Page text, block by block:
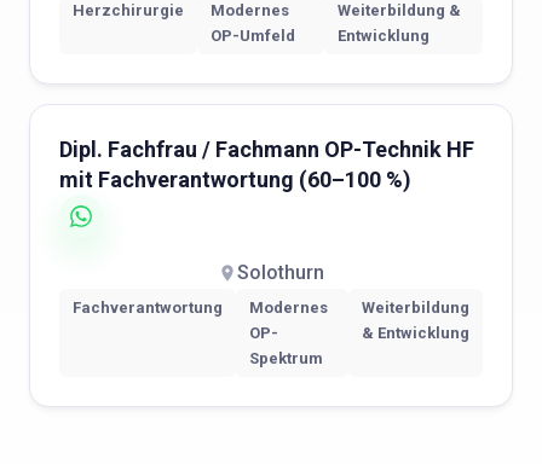
Herzchirurgie
Modernes
OP-Umfeld
Weiterbildung &
Entwicklung
Dipl. Fachfrau / Fachmann OP-Technik HF
mit Fachverantwortung (60–100 %)
Solothurn
Fachverantwortung
Modernes
OP-
Spektrum
Weiterbildung
& Entwicklung